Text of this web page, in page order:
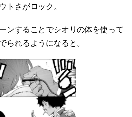
トさがロック。
ンすることでシオリの体を使って
られるようになると。